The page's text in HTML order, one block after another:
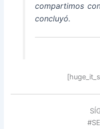
compartimos
concluyó.